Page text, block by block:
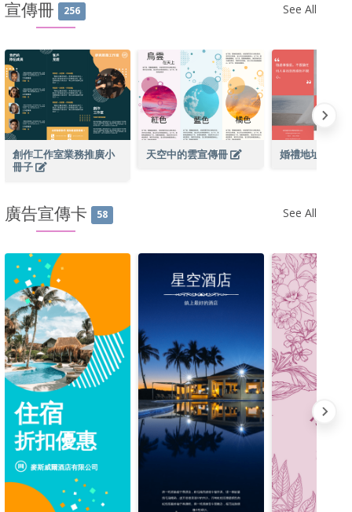
宣傳冊 256 See All
創作工作室業務推廣小
冊子
天空中的雲宣傳冊 婚禮地址傳單
廣告宣傳卡 58 See All